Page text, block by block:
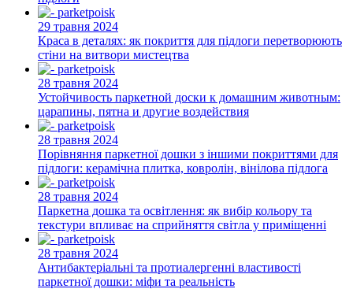
29 травня 2024
Краса в деталях: як покриття для підлоги перетворюють
стіни на витвори мистецтва
28 травня 2024
Устойчивость паркетной доски к домашним животным:
царапины, пятна и другие воздействия
28 травня 2024
Порівняння паркетної дошки з іншими покриттями для
підлоги: керамічна плитка, ковролін, вінілова підлога
28 травня 2024
Паркетна дошка та освітлення: як вибір кольору та
текстури впливає на сприйняття світла у приміщенні
28 травня 2024
Антибактеріальні та протиалергенні властивості
паркетної дошки: міфи та реальність